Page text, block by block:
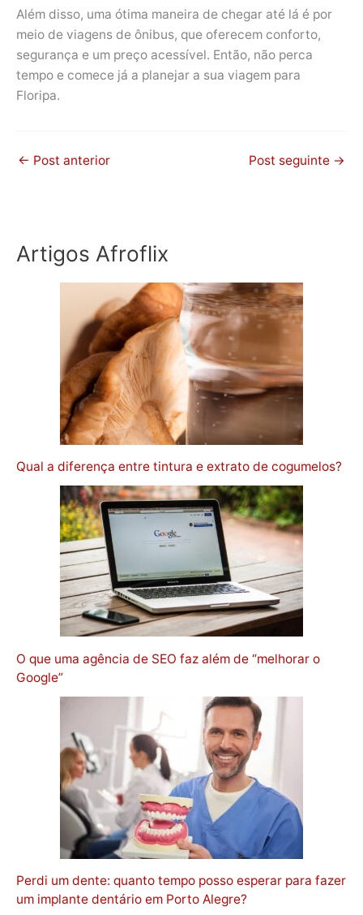
Além disso, uma ótima maneira de chegar até lá é por
meio de viagens de ônibus, que oferecem conforto,
segurança e um preço acessível. Então, não perca
tempo e comece já a planejar a sua viagem para
Floripa.
← Post anterior Post seguinte →
Artigos Afroflix
Qual a diferença entre tintura e extrato de cogumelos?
O que uma agência de SEO faz além de “melhorar o
Google”
Perdi um dente: quanto tempo posso esperar para fazer
um implante dentário em Porto Alegre?